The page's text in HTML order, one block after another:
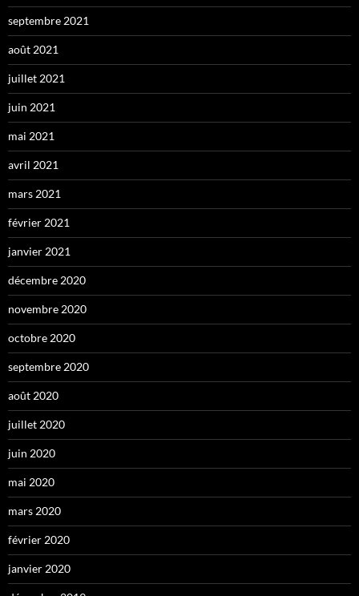
septembre 2021
août 2021
juillet 2021
juin 2021
mai 2021
avril 2021
mars 2021
février 2021
janvier 2021
décembre 2020
novembre 2020
octobre 2020
septembre 2020
août 2020
juillet 2020
juin 2020
mai 2020
mars 2020
février 2020
janvier 2020